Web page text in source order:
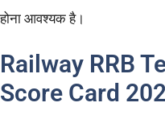
होना आवश्यक है।
Railway RRB
Score Card